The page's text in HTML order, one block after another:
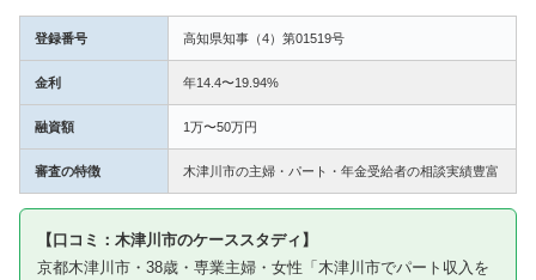
登録番号 高知県知事（4）第01519号
金利 年14.4〜19.94%
融資額 1万〜50万円
審査の特徴 木津川市の主婦・パート・年金受給者の相談実績豊富
【口コミ：木津川市のケーススタディ】
京都木津川市・38歳・専業主婦・女性「木津川市でパート収入を